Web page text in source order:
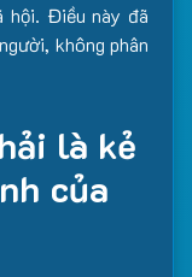
hội. Điều này đã
không phân
là kẻ
của